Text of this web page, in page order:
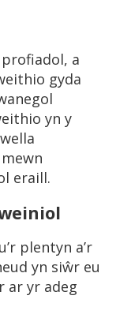
a
gyda
yn y
eraill.
plentyn a’r
yn siŵr eu
ar yr adeg